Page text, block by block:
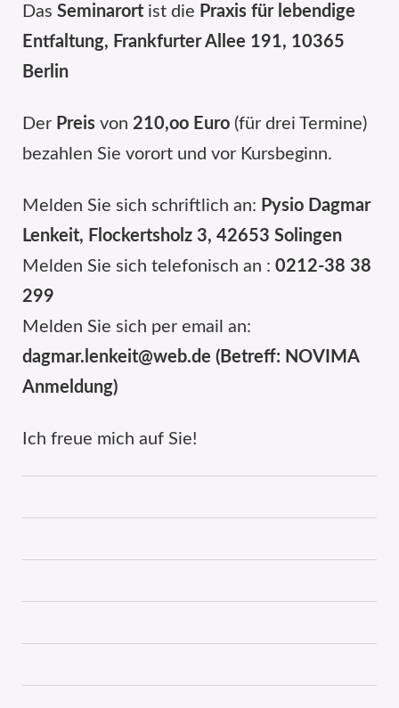
Das Seminarort ist die Praxis für lebendige
Entfaltung, Frankfurter Allee 191, 10365
Berlin
Der Preis von 210,oo Euro (für drei Termine)
bezahlen Sie vorort und vor Kursbeginn.
Melden Sie sich schriftlich an: Pysio Dagmar
Lenkeit, Flockertsholz 3, 42653 Solingen
Melden Sie sich telefonisch an : 0212-38 38
299
Melden Sie sich per email an:
dagmar.lenkeit@web.de (Betreff: NOVIMA
Anmeldung)
Ich freue mich auf Sie!